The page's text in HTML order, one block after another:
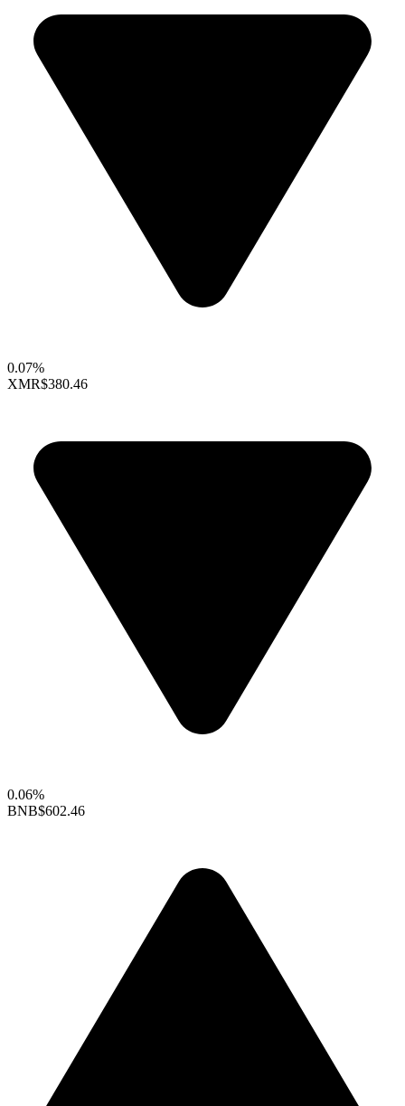
0.07%
XMR$380.46
0.06%
BNB$602.46